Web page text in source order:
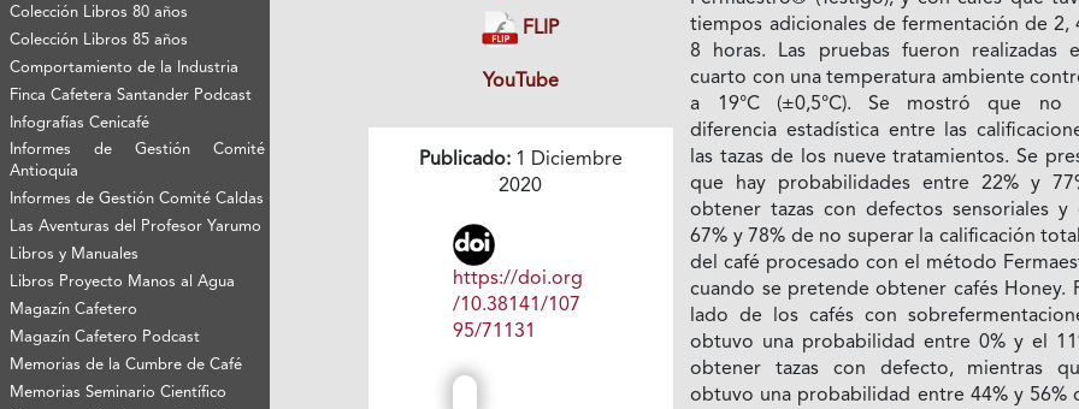
Colección Libros 80 años
Colección Libros 85 años
Comportamiento de la Industria
Finca Cafetera Santander Podcast
Infografías Cenicafé
Informes de Gestión Comité
Antioquía
Informes de Gestión Comité Caldas
Las Aventuras del Profesor Yarumo
Libros y Manuales
Libros Proyecto Manos al Agua
Magazín Cafetero
Magazín Cafetero Podcast
Memorias de la Cumbre de Café
Memorias Seminario Científico
FLIP
YouTube
Publicado:1 Diciembre
2020
https://doi.org
/10.38141/107
95/71131
tiempos adicionales de fermentación de 2,
8 horas. Las pruebas fueron realizadas
cuarto con una temperatura ambiente
a 19°C (±0,5°C). Se mostró que no
diferencia estadística entre las
las tazas de los nueve tratamientos. Se
que hay probabilidades entre 22% y
obtener tazas con defectos sensoriales y
67% y 78% de no superar la calificación
del café procesado con el método
cuando se pretende obtener cafés Honey.
lado de los cafés con
obtuvo una probabilidad entre 0% y el
obtener tazas con defecto, mientras
obtuvo una probabilidad entre 44% y 56%